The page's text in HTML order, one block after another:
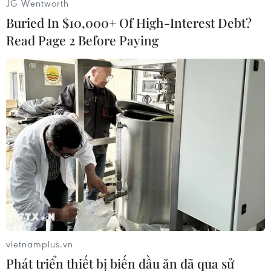
do chịu lệnh trừng phạt liên quan đến xung đột
tại Ukraine.
thương mại của Nga. Trong một năm tính đến
tháng 5/2025 Nga đã xuất khẩu 125 tỷ USD hàng
hóa, bao gồm khí đốt tự nhiên và dầu mỏ, thiết
bị y tế và các sản phẩm hóa chất. Nhập khẩu của
Nga từ Trung Quốc đạt 113 tỷ USD, chủ yếu là
thép, thiết bị, đồ điện tử và hàng dệt may.
Ấn Độ
Theo Bruegel, Ấn Độ là đối tác thương mại lớn
thứ ba của Nga, với tổng giá trị trao đổi đạt 68 tỷ
USD trong một năm tính đến tháng 5/2025.
JG Wentworth
Buried In $10,000+ Of High-Interest Debt?
Read Page 2 Before Paying
vietnamplus.vn
Phát triển thiết bị biến dầu ăn đã qua sử